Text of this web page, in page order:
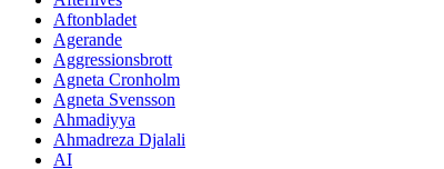
Aftonbladet
Agerande
Aggressionsbrott
Agneta Cronholm
Agneta Svensson
Ahmadiyya
Ahmadreza Djalali
AI